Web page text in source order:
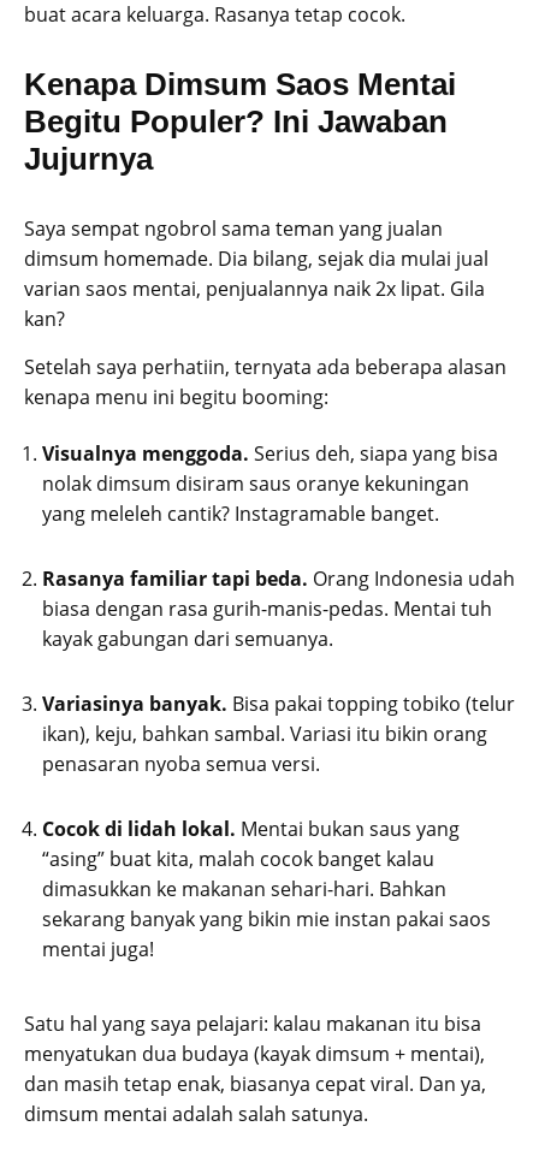
buat acara keluarga. Rasanya tetap cocok.
Kenapa Dimsum Saos Mentai
Begitu Populer? Ini Jawaban
Jujurnya
Saya sempat ngobrol sama teman yang jualan
dimsum homemade. Dia bilang, sejak dia mulai jual
varian saos mentai, penjualannya naik 2x lipat. Gila
kan?
Setelah saya perhatiin, ternyata ada beberapa alasan
kenapa menu ini begitu booming:
Visualnya menggoda. Serius deh, siapa yang bisa
nolak dimsum disiram saus oranye kekuningan
yang meleleh cantik? Instagramable banget.
Rasanya familiar tapi beda. Orang Indonesia udah
biasa dengan rasa gurih-manis-pedas. Mentai tuh
kayak gabungan dari semuanya.
Variasinya banyak. Bisa pakai topping tobiko (telur
ikan), keju, bahkan sambal. Variasi itu bikin orang
penasaran nyoba semua versi.
Cocok di lidah lokal. Mentai bukan saus yang
“asing” buat kita, malah cocok banget kalau
dimasukkan ke makanan sehari-hari. Bahkan
sekarang banyak yang bikin mie instan pakai saos
mentai juga!
Satu hal yang saya pelajari: kalau makanan itu bisa
menyatukan dua budaya (kayak dimsum + mentai),
dan masih tetap enak, biasanya cepat viral. Dan ya,
dimsum mentai adalah salah satunya.